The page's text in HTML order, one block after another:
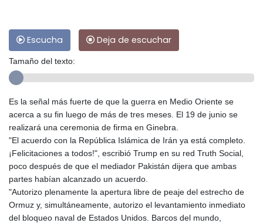
Escucha Deja de escuchar
Tamaño del texto:
Es la señal más fuerte de que la guerra en Medio Oriente se
acerca a su fin luego de más de tres meses. El 19 de junio se
realizará una ceremonia de firma en Ginebra.
"El acuerdo con la República Islámica de Irán ya está completo.
¡Felicitaciones a todos!", escribió Trump en su red Truth Social,
poco después de que el mediador Pakistán dijera que ambas
partes habían alcanzado un acuerdo.
"Autorizo plenamente la apertura libre de peaje del estrecho de
Ormuz y, simultáneamente, autorizo el levantamiento inmediato
del bloqueo naval de Estados Unidos. Barcos del mundo,